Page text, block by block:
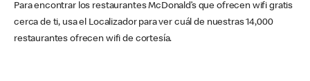
Para encontrar los restaurantes McDonald’s que ofrecen wifi gratis
cerca de ti, usa el Localizador para ver cuál de nuestras 14,000
restaurantes ofrecen wifi de cortesía.